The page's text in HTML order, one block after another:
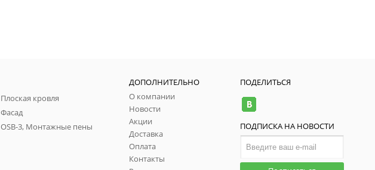
Плоская кровля
Фасад
OSB-3, Монтажные пены
ДОПОЛНИТЕЛЬНО
О компании
Новости
Акции
Доставка
Оплата
Контакты
ПОДЕЛИТЬСЯ
ПОДПИСКА НА НОВОСТИ